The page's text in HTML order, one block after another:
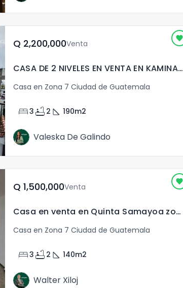
Q	2,200,000Venta
CASA DE 2 NIVELES EN VENTA EN KAMINAL JUYU II ZONA 7 GT
Casa en Zona 7 Ciudad de Guatemala
bed3 bathtub 2 square_foot 190m2
Valeska De Galindo
Q	1,500,000Venta
Casa en venta en Quinta Samayoa zona 7
Casa en Zona 7 Ciudad de Guatemala
bed3 bathtub 2 square_foot 140m2
Walter Xiloj